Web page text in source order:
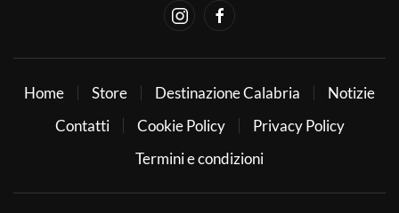
Home Store Destinazione Calabria
Notizie
Contatti
Cookie Policy
Privacy Policy
Termini e condizioni